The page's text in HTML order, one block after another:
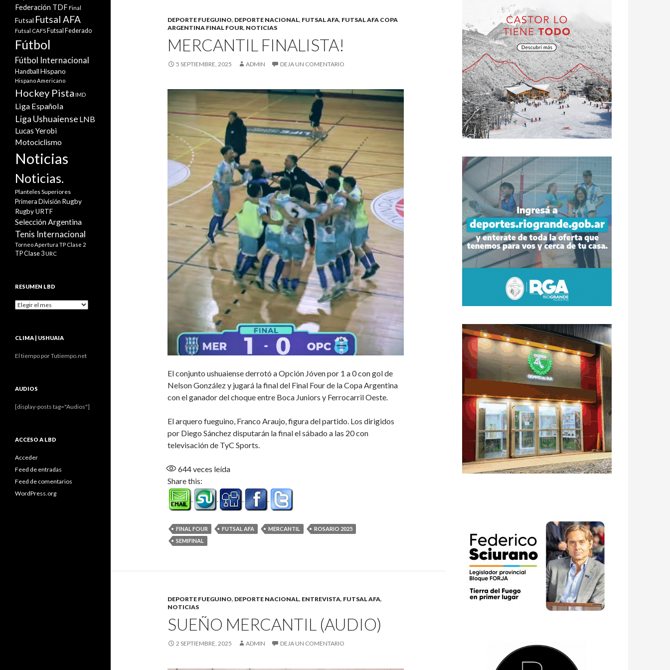
DEPORTE FUEGUINO, DEPORTE NACIONAL, FUTSAL AFA, FUTSAL AFA COPA
ARGENTINA FINAL FOUR, NOTICIAS
MERCANTIL FINALISTA!
5 SEPTIEMBRE, 2025 ADMIN DEJA UN COMENTARIO
El conjunto ushuaiense derrotó a Opción Jóven por 1 a 0 con gol de
Nelson González y jugará la final del Final Four de la Copa Argentina
con el ganador del choque entre Boca Juniors y Ferrocarril Oeste.
El arquero fueguino, Franco Araujo, figura del partido. Los dirigidos
por Diego Sánchez disputarán la final el sábado a las 20 con
televisación de TyC Sports.
644veces leída
Share this:
FINAL FOUR FUTSAL AFA MERCANTIL
ROSARIO 2025
SEMIFINAL
DEPORTE FUEGUINO, DEPORTE NACIONAL, ENTREVISTA, FUTSAL AFA,
NOTICIAS
SUEÑO MERCANTIL (AUDIO)
2 SEPTIEMBRE, 2025 ADMIN DEJA UN COMENTARIO
Federación TDF Final
Futsal Futsal AFA
Futsal CAFS Futsal Federado
Fútbol
Fútbol Internacional
Handball Hispano
Hispano Americano
Hockey Pista IMD
Liga Española
Liga Ushuaiense LNB
Lucas Yerobi
Motociclismo
Noticias
Noticias.
Planteles Superiores
Primera División Rugby
Rugby URTF
Selección Argentina
Tenis Internacional
Torneo Apertura TP Clase 2
TP Clase 3URC
RESUMEN LBD
Resumen
CLIMA | USHUAIA
El tiempo por Tutiempo.net
AUDIOS
[display-posts tag="Audios"]
ACCESO A LBD
Acceder
Feed de entradas
Feed de comentarios
WordPress.org